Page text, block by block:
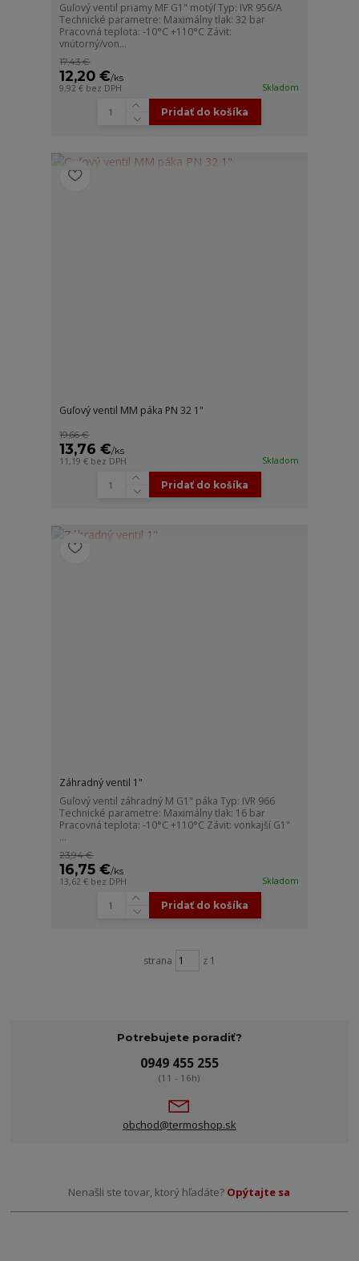
Guľový ventil priamy MF G1" motýľ Typ: IVR 956/A
Technické parametre: Maximálny tlak: 32 bar
Pracovná teplota: -10°C +110°C Závit:
vnútorný/von...
17,43 €
12,20 €/ks
9,92 € bez DPH Skladom
Pridať do košíka
Guľový ventil MM páka PN 32 1"
19,66 €
13,76 €/ks
11,19 € bez DPH Skladom
Pridať do košíka
Záhradný ventil 1"
Guľový ventil záhradný M G1" páka Typ: IVR 966
Technické parametre: Maximálny tlak: 16 bar
Pracovná teplota: -10°C +110°C Závit: vonkajší G1"
...
23,94 €
16,75 €/ks
13,62 € bez DPH Skladom
Pridať do košíka
strana z 1
Potrebujete poradiť?
0949 455 255
(11 - 16h)
obchod@termoshop.sk
Nenašli ste tovar, ktorý hľadáte? Opýtajte sa